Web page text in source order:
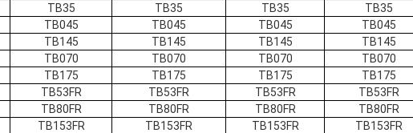
TB35 TB35 TB35
TB35
TB045 TB045 TB045
TB045
TB145 TB145 TB145
TB145
TB070 TB070 TB070
TB070
TB175 TB175 TB175
TB175
TB53FR TB53FR TB53FR
TB53FR
TB80FR TB80FR TB80FR
TB80FR
TB153FR TB153FR TB153FR
TB153FR